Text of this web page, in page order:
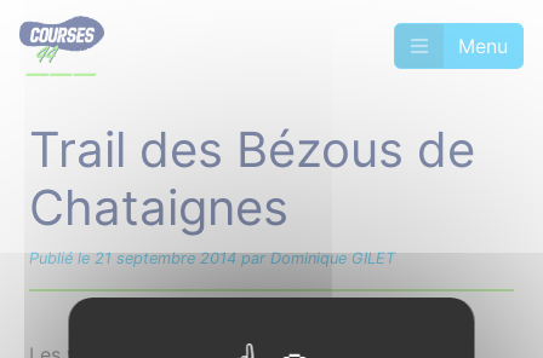
Menu
Trail des Bézous de
Chataignes
Publié le 21 septembre 2014 par Dominique GILET